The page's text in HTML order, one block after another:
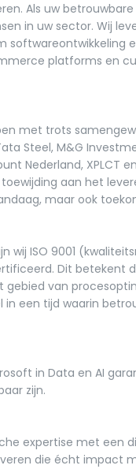
Als uw
in uw sector. Wij
softwareontwikkeling
platforms en
met trots
Steel, M&G
Nederland, XPLCT
aan het
maar ook
wij ISO 9001
Dit betekent
van
een tijd waarin
in Data en AI
zijn.
expertise met een
die écht impact